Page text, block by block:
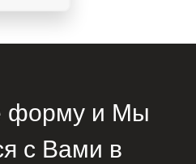
форму и Мы
с Вами в